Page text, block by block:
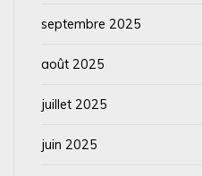
septembre 2025
août 2025
juillet 2025
juin 2025